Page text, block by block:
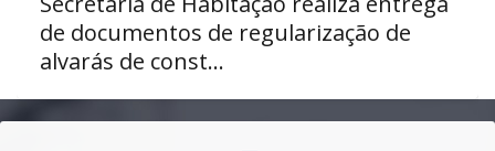
de documentos de regularização de
alvarás de const...